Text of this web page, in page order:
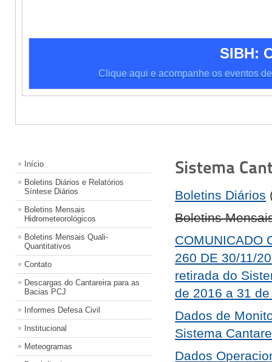
SIBH:
Clique aqui e acompanhe os eventos
Início
Boletins Diários e Relatórios
Síntese Diários
Boletins Mensais
Hidrometeorológicos
Boletins Mensais Quali-
Quantitativos
Contato
Descargas do Cantareira para as
Bacias PCJ
Informes Defesa Civil
Institucional
Meteogramas
Sistema
Boletins Diários
Boletins
COMUNICADO
260 DE 30/11/
retirada do
de 2016 a 31
Dados de
Sistema
Dados